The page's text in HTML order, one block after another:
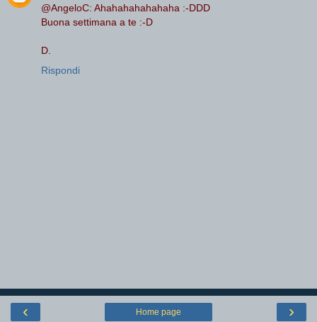
@AngeloC: Ahahahahahahaha :-DDD
Buona settimana a te :-D
D.
Rispondi
‹ ›
Home page